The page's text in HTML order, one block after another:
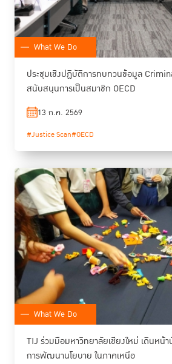
What We Do
ประชุมเชิงปฏิบัติการทบทวนข้อมูล
สนับสนุนการเป็นสมาชิก OECD
13 ก.ค. 2569
#Justice Scan#OECD
What We Do
TIJ ร่วมมือมหาวิทยาลัยเชียงใหม่ เดินห
การพัฒนานโยบาย ในภาคเหนือ